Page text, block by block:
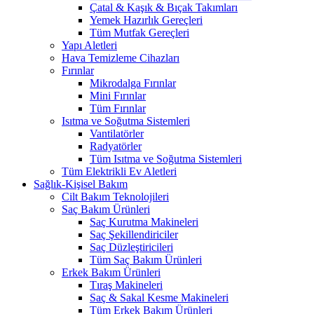
Çatal & Kaşık & Bıçak Takımları
Yemek Hazırlık Gereçleri
Tüm Mutfak Gereçleri
Yapı Aletleri
Hava Temizleme Cihazları
Fırınlar
Mikrodalga Fırınlar
Mini Fırınlar
Tüm Fırınlar
Isıtma ve Soğutma Sistemleri
Vantilatörler
Radyatörler
Tüm Isıtma ve Soğutma Sistemleri
Tüm Elektrikli Ev Aletleri
Sağlık-Kişisel Bakım
Cilt Bakım Teknolojileri
Saç Bakım Ürünleri
Saç Kurutma Makineleri
Saç Şekillendiriciler
Saç Düzleştiricileri
Tüm Saç Bakım Ürünleri
Erkek Bakım Ürünleri
Tıraş Makineleri
Saç & Sakal Kesme Makineleri
Tüm Erkek Bakım Ürünleri